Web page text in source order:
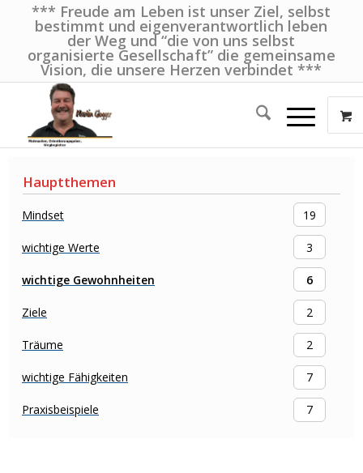
*** Freude am Leben ist unser Ziel, selbst
bestimmt und eigenverantwortlich leben
der Weg und “die von uns selbst
organisierte Gesellschaft” die gemeinsame
Vision, die unsere Herzen verbindet ***
Hauptthemen
Mindset 19
wichtige Werte 3
wichtige Gewohnheiten 6
Ziele 2
Träume 2
wichtige Fähigkeiten 7
Praxisbeispiele 7